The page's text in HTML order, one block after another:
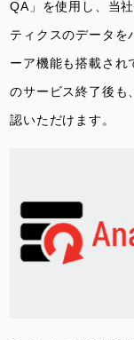
QA」を使用し、当
ティクスのデータ
ーア機能も搭載され
のサービス終了後も
認いただけます。